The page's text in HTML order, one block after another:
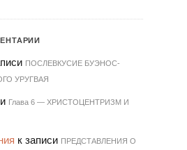
ПОСЛЕВКУСИЕ БУЭНОС-
УРУГВАЯ
Гла­ва 6 — ХРИ­С­ТО­ЦЕН­Т­РИЗМ И
к записи ПРЕДСТАВЛЕНИЯ О